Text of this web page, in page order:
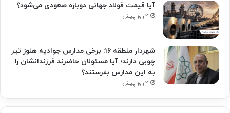
آیا قیمت فولاد جهانی دوباره صعودی می‌شود؟
۴ روز پیش
شهردار منطقه ۱۶: برخی مدارس جوادیه هنوز تیر
چوبی دارند؛ آیا مسئولان حاضرند فرزندانشان را
به این مدارس بفرستند؟
۴ روز پیش